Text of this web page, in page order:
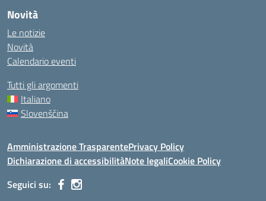
Novità
Le notizie
Novità
Calendario eventi
Tutti gli argomenti
Italiano
Slovenščina
Amministrazione TrasparentePrivacy Policy
Dichiarazione di accessibilitàNote legaliCookie Policy
Seguici su: